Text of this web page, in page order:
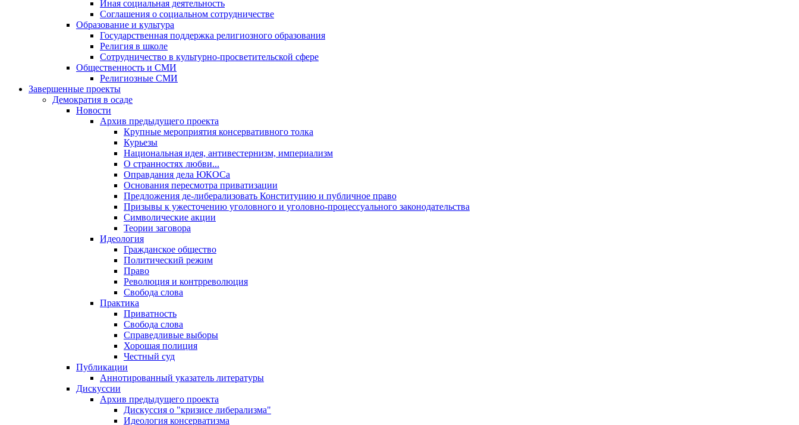
Иная социальная деятельность
Соглашения о социальном сотрудничестве
Образование и культура
Государственная поддержка религиозного образования
Религия в школе
Сотрудничество в культурно-просветительской сфере
Общественность и СМИ
Религиозные СМИ
Завершенные проекты
Демократия в осаде
Новости
Архив предыдущего проекта
Крупные мероприятия консервативного толка
Курьезы
Национальная идея, антивестернизм, империализм
О странностях любви...
Оправдания дела ЮКОСа
Основания пересмотра приватизации
Предложения де-либерализовать Конституцию и публичное право
Призывы к ужесточению уголовного и уголовно-процессуального законодательства
Символические акции
Теории заговора
Идеология
Гражданское общество
Политический режим
Право
Революция и контрреволюция
Свобода слова
Практика
Приватность
Свобода слова
Справедливые выборы
Хорошая полиция
Честный суд
Публикации
Аннотированный указатель литературы
Дискуссии
Архив предыдущего проекта
Дискуссия о "кризисе либерализма"
Идеология консерватизма